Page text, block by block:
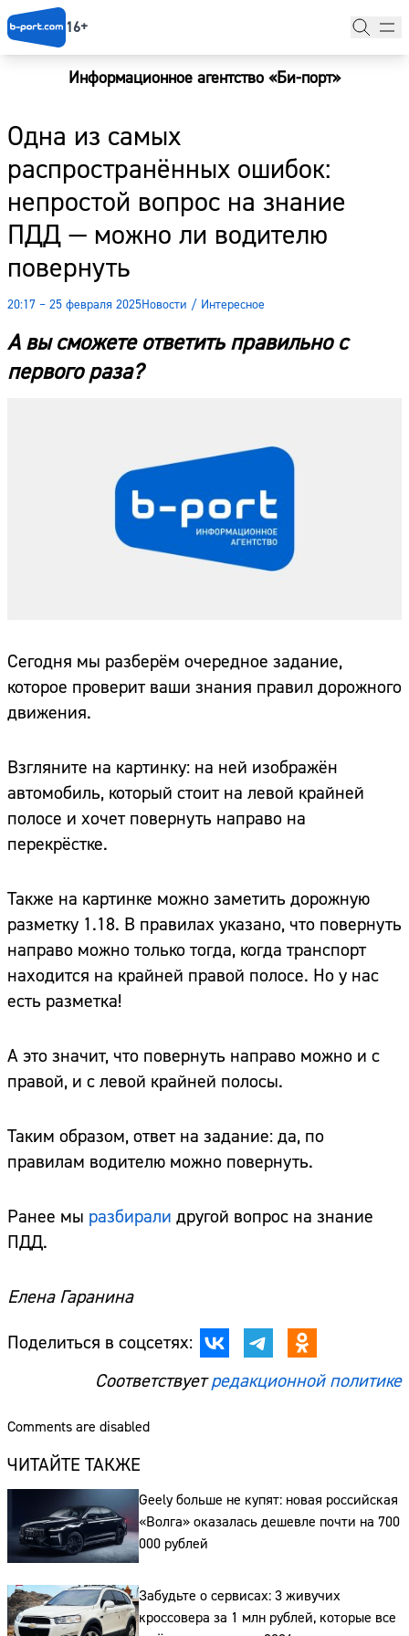
16+
Информационное агентство «Би-порт»
Одна из самых
распространённых ошибок:
непростой вопрос на знание
ПДД — можно ли водителю
повернуть
20:17 – 25 февраля 2025Новости / Интересное
А вы сможете ответить правильно с
первого раза?
Сегодня мы разберём очередное задание,
которое проверит ваши знания правил дорожного
движения.
Взгляните на картинку: на ней изображён
автомобиль, который стоит на левой крайней
полосе и хочет повернуть направо на
перекрёстке.
Также на картинке можно заметить дорожную
разметку 1.18. В правилах указано, что повернуть
направо можно только тогда, когда транспорт
находится на крайней правой полосе. Но у нас
есть разметка!
А это значит, что повернуть направо можно и с
правой, и с левой крайней полосы.
Таким образом, ответ на задание: да, по
правилам водителю можно повернуть.
Ранее мы разбирали другой вопрос на знание
ПДД.
Елена Гаранина
Поделиться в соцсетях:
Соответствуетредакционной политике
Comments are disabled
ЧИТАЙТЕ ТАКЖЕ
Geely больше не купят: новая российская
«Волга» оказалась дешевле почти на 700
000 рублей
Забудьте о сервисах: 3 живучих
кроссовера за 1 млн рублей, которые все
Новости
Наши гости
Фоторепортажи
Погода
Курсы валют